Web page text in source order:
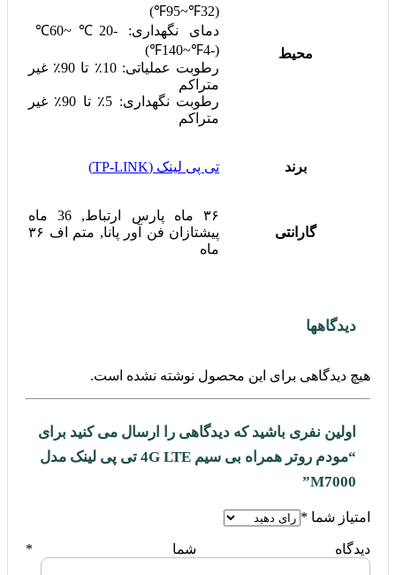
محیط
(32℉~95℉)
دمای نگهداری: -20℃~60℃
(-4℉~140℉)
رطوبت عملیاتی: 10٪ تا 90٪ غیر
متراکم
رطوبت نگهداری: 5٪ تا 90٪ غیر
متراکم
برند تی پی لینک (TP-LINK)
گارانتی
۳۶ ماه پارس ارتباط, 36 ماه
پیشتازان فن آور پانا, متم اف ۳۶
ماه
دیدگاهها
هیچ دیدگاهی برای این محصول نوشته نشده است.
اولین نفری باشید که دیدگاهی را ارسال می کنید برای
“مودم روتر همراه بی سیم 4G LTE تی پی لینک مدل
M7000”
امتیاز شما *
دیدگاه شما *